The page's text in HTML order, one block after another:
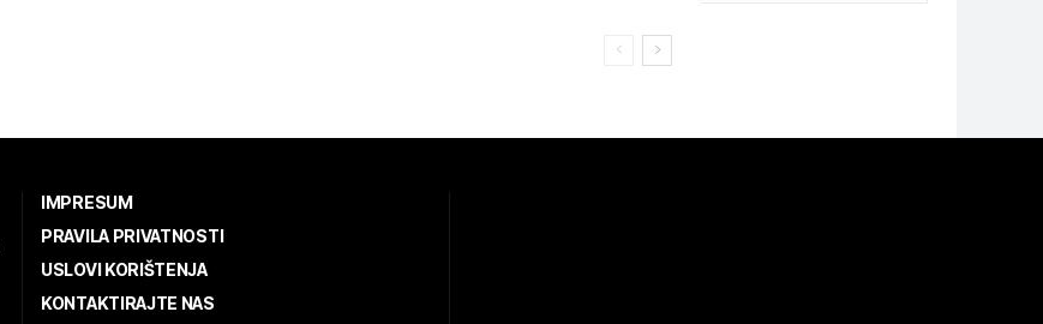
IMPRESUM
PRAVILA PRIVATNOSTI
USLOVI KORIŠTENJA
KONTAKTIRAJTE NAS